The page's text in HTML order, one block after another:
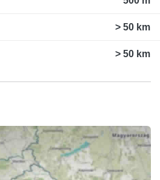
> 50 km
> 50 km